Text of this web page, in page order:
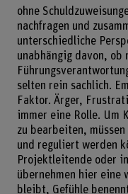
ohne
nachfragen und
unterschiedliche
unabhängig davon, ob
selten rein sachlich.
Faktor. Ärger,
immer eine Rolle. Um
zu bearbeiten,
und reguliert werden
Projektleitende oder
übernehmen hier
bleibt, Gefühle